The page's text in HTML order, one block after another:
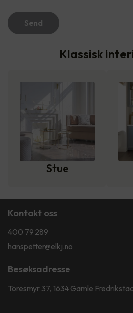
Send
Klassisk
Stue
Kontakt oss
400 79 289
hanspetter@elkj.no
Besøksadresse
Toresmyr 37, 1634 Gamle Fredrikstad